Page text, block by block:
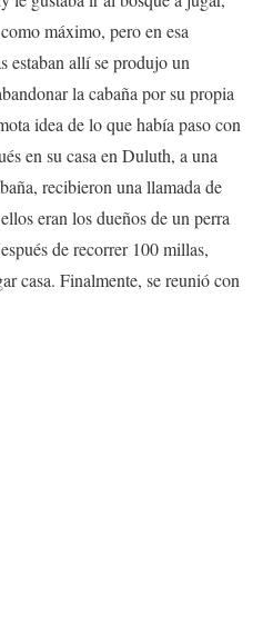
máximo, pero en esa
estaban allí se produjo un
la cabaña por su propia
idea de lo que había paso con
en su casa en Duluth, a una
recibieron una llamada de
eran los dueños de un perra
de recorrer 100 millas,
casa. Finalmente, se reunió con